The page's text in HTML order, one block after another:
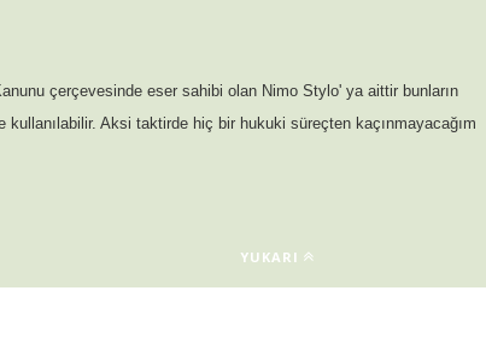
çerçevesinde eser sahibi olan Nimo Stylo' ya aittir bunların
Aksi taktirde hiç bir hukuki süreçten kaçınmayacağım
YUKARI